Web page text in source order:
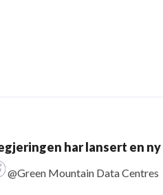
har lansert en
@Green Mountain Data Centres